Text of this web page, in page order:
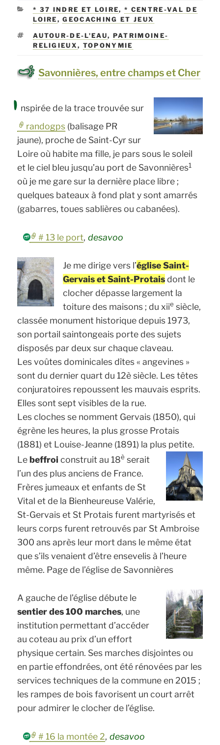
de
Loches »
CATÉGORIES
* 37 INDRE ET LOIRE,* CENTRE-VAL DE
LOIRE ,GEOCACHING ET JEUX
ÉTIQUETTES
AUTOUR-DE-L'EAU, PATRIMOINE-
RELIGIEUX, TOPONYMIE
Savonnières, entre champs et Cher
I nspirée de la trace trouvée sur
randogps (balisage PR
jaune), proche de Saint-Cyr sur
Loire où habite ma fille, je pars sous le soleil
et le ciel bleu jusqu’au port de Savonnières1
où je me gare sur la dernière place libre ;
quelques bateaux à fond plat y sont amarrés
(gabarres, toues sablières ou cabanées).
# 13 le port, desavoo
Je me dirige vers l’église Saint-
Gervais et Saint-Protaisdont le
clocher dépasse largement la
toiture des maisons ; du xiie siècle,
classée monument historique depuis 1973,
son portail saintongeais porte des sujets
disposés par deux sur chaque claveau.
Les voûtes dominicales dîtes « angevines »
sont du dernier quart du 12è siècle. Les têtes
conjuratoires repoussent les mauvais esprits.
Elles sont sept visibles de la rue.
Les cloches se nomment Gervais (1850), qui
égrène les heures, la plus grosse Protais
(1881) et Louise-Jeanne (1891) la plus petite.
Lebeffroi construit au 18è serait
l’un des plus anciens de France.
Frères jumeaux et enfants de St
Vital et de la Bienheureuse Valérie,
St-Gervais et St Protais furent martyrisés et
leurs corps furent retrouvés par St Ambroise
300 ans après leur mort dans le même état
que s’ils venaient d’être ensevelis à l’heure
même. Page de l’église de Savonnières
A gauche de l’église débute le
sentier des 100 marches, une
institution permettant d’accéder
au coteau au prix d’un effort
physique certain. Ses marches disjointes ou
en partie effondrées, ont été rénovées par les
services techniques de la commune en 2015 ;
les rampes de bois favorisent un court arrêt
pour admirer le clocher de l’église.
# 16 la montée 2, desavoo